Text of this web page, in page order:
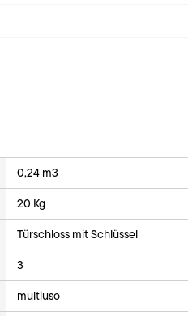
0,24 m3
20 Kg
Türschloss mit Schlüssel
3
multiuso